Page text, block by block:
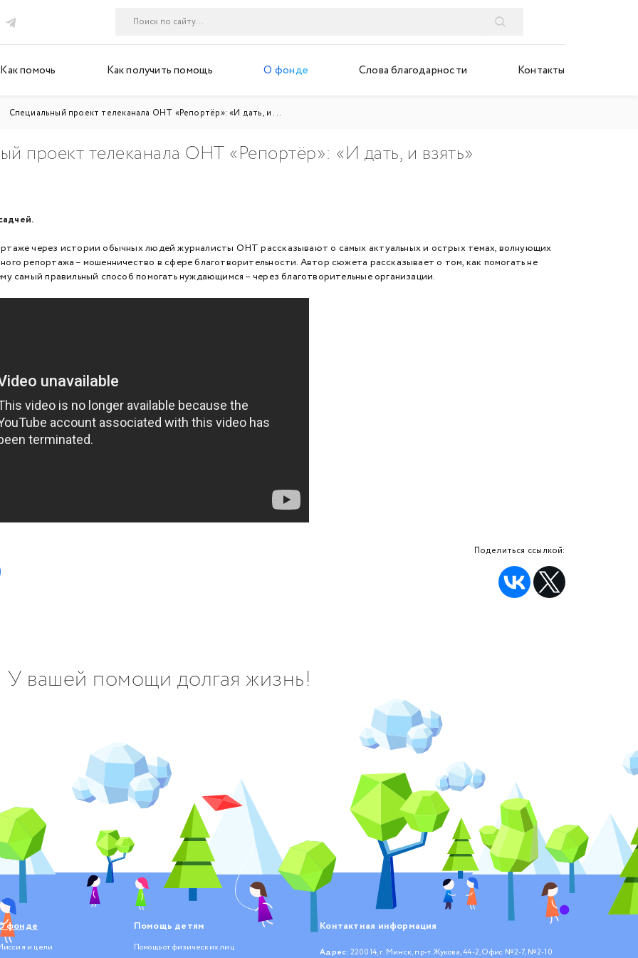
Как помочь Как получить помощь О фонде Слова благодарности Контакты
Специальный проект телеканала ОНТ «Репортёр»: «И дать, и ...
проект телеканала ОНТ «Репортёр»: «И дать, и взять»
через истории обычных людей журналисты ОНТ рассказывают о самых актуальных и острых темах, волнующих
репортажа – мошенничество в сфере благотворительности. Автор сюжета рассказывает о том, как помогать не
самый правильный способ помогать нуждающимся – через благотворительные организации.
Поделиться ссылкой:
У вашей помощи долгая жизнь!
фонде
и цели
Помощь детям
Помощь от физических лиц
Контактная информация
Адрес: 220014, г. Минск, пр-т Жукова, 44-2, Офис №2-7, №2-10